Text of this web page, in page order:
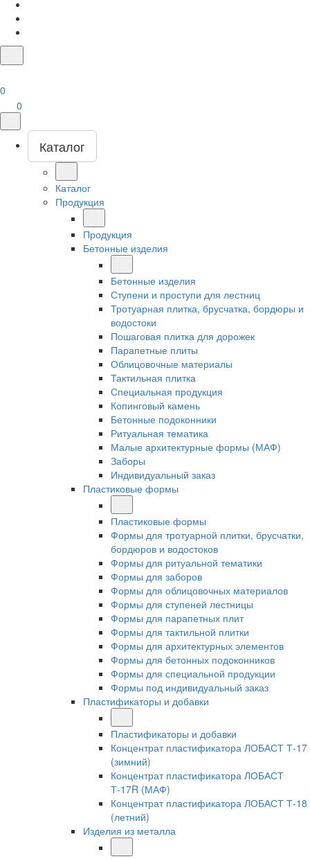
0
0
Каталог
Каталог
Продукция
Продукция
Бетонные изделия
Бетонные изделия
Ступени и проступи для лестниц
Тротуарная плитка, брусчатка, бордюры и
водостоки
Пошаговая плитка для дорожек
Парапетные плиты
Облицовочные материалы
Тактильная плитка
Специальная продукция
Копинговый камень
Бетонные подоконники
Ритуальная тематика
Малые архитектурные формы (МАФ)
Заборы
Индивидуальный заказ
Пластиковые формы
Пластиковые формы
Формы для тротуарной плитки, брусчатки,
бордюров и водостоков
Формы для ритуальной тематики
Формы для заборов
Формы для облицовочных материалов
Формы для ступеней лестницы
Формы для парапетных плит
Формы для тактильной плитки
Формы для архитектурных элементов
Формы для бетонных подоконников
Формы для специальной продукции
Формы под индивидуальный заказ
Пластификаторы и добавки
Пластификаторы и добавки
Концентрат пластификатора ЛОБАСТ Т-17
(зимний)
Концентрат пластификатора ЛОБАСТ
Т-17R (МАФ)
Концентрат пластификатора ЛОБАСТ Т-18
(летний)
Изделия из металла